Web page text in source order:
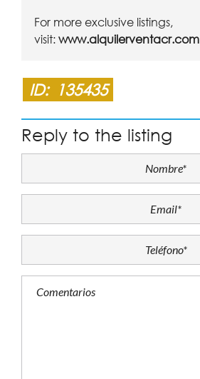
For more exclusive listings,
visit: www.alquilerventacr.com
ID: 135435
Reply to the listing